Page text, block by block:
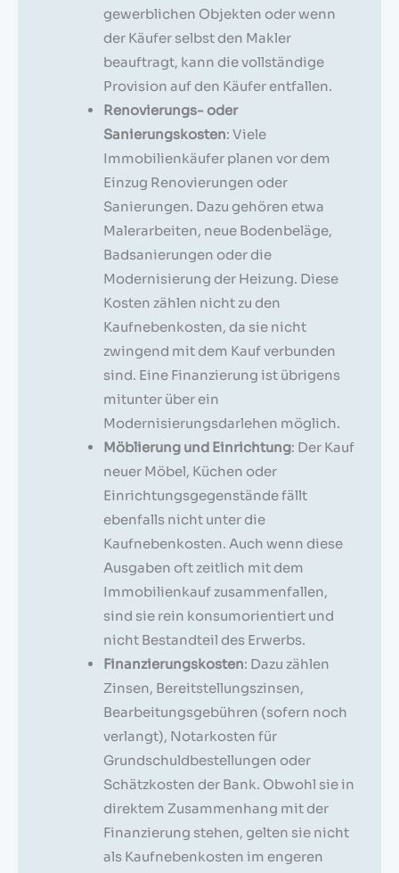
gewerblichen Objekten oder wenn
der Käufer selbst den Makler
beauftragt, kann die vollständige
Provision auf den Käufer entfallen.
Renovierungs- oder
Sanierungskosten: Viele
Immobilienkäufer planen vor dem
Einzug Renovierungen oder
Sanierungen. Dazu gehören etwa
Malerarbeiten, neue Bodenbeläge,
Badsanierungen oder die
Modernisierung der Heizung. Diese
Kosten zählen nicht zu den
Kaufnebenkosten, da sie nicht
zwingend mit dem Kauf verbunden
sind. Eine Finanzierung ist übrigens
mitunter über ein
Modernisierungsdarlehen möglich.
Möblierung und Einrichtung: Der Kauf
neuer Möbel, Küchen oder
Einrichtungsgegenstände fällt
ebenfalls nicht unter die
Kaufnebenkosten. Auch wenn diese
Ausgaben oft zeitlich mit dem
Immobilienkauf zusammenfallen,
sind sie rein konsumorientiert und
nicht Bestandteil des Erwerbs.
Finanzierungskosten: Dazu zählen
Zinsen, Bereitstellungszinsen,
Bearbeitungsgebühren (sofern noch
verlangt), Notarkosten für
Grundschuldbestellungen oder
Schätzkosten der Bank. Obwohl sie in
direktem Zusammenhang mit der
Finanzierung stehen, gelten sie nicht
als Kaufnebenkosten im engeren